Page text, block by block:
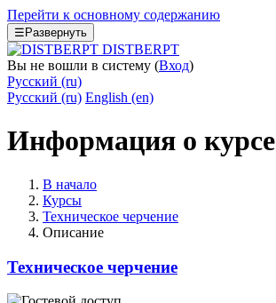
Перейти к основному содержанию
☰ Развернуть
DISTBERPT
Вы не вошли в систему (Вход)
Русский ‎(ru)‎
Русский ‎(ru)‎ English ‎(en)‎
Информация о курсе
В начало
Курсы
Техническое черчение
Описание
Техническое черчение